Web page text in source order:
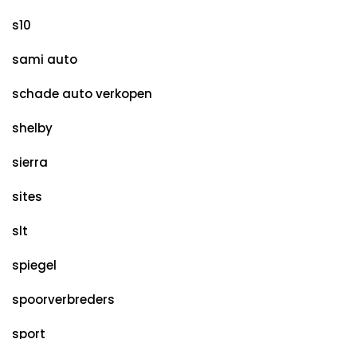
s10
sami auto
schade auto verkopen
shelby
sierra
sites
slt
spiegel
spoorverbreders
sport